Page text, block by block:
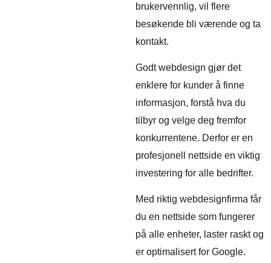
brukervennlig, vil flere
besøkende bli værende og ta
kontakt.
Godt webdesign gjør det
enklere for kunder å finne
informasjon, forstå hva du
tilbyr og velge deg fremfor
konkurrentene. Derfor er en
profesjonell nettside en viktig
investering for alle bedrifter.
Med riktig webdesignfirma får
du en nettside som fungerer
på alle enheter, laster raskt og
er optimalisert for Google.